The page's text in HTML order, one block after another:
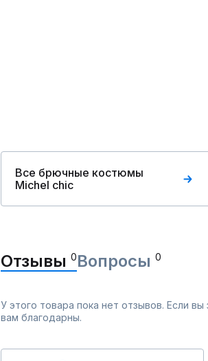
Все брючные костюмы
Michel chic
Отзывы 0Вопросы 0
У этого товара пока нет отзывов. Если
вам благодарны.